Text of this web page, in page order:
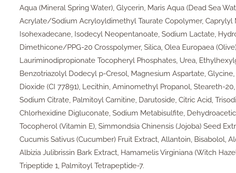
Aqua (Mineral Spring Water), Glycerin, Maris Aqua (Dead Sea
Acrylate/Sodium Acryloyldimethyl Taurate Copolymer, Caprylyl
Isohexadecane, Isodecyl Neopentanoate, Sodium Lactate,
Dimethicone/PPG-20 Crosspolymer, Silica, Olea Europaea
Lauriminodipropionate Tocopheryl Phosphates, Urea,
Benzotriazolyl Dodecyl p-Cresol, Magnesium Aspartate,
Dioxide (CI 77891), Lecithin, Aminomethyl Propanol, Steareth-
Sodium Citrate, Palmitoyl Carnitine, Darutoside, Citric Acid,
Chlorhexidine Digluconate, Sodium Metabisulfite,
Tocopherol (Vitamin E), Simmondsia Chinensis (Jojoba) Seed
Cucumis Sativus (Cucumber) Fruit Extract, Allantoin, Bisabolol,
Albizia Julibrissin Bark Extract, Hamamelis Virginiana (Witch
Tripeptide 1, Palmitoyl Tetrapeptide-7.